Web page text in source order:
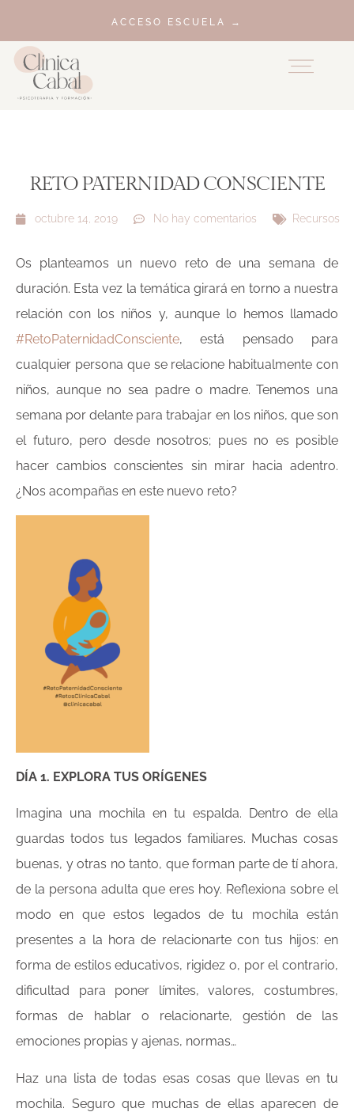
ACCESO ESCUELA →
RETO PATERNIDAD CONSCIENTE
octubre 14, 2019 No hay comentarios Recursos
Os planteamos un nuevo reto de una semana de
duración. Esta vez la temática girará en torno a nuestra
relación con los niños y, aunque lo hemos llamado
#RetoPaternidadConsciente, está pensado para
cualquier persona que se relacione habitualmente con
niños, aunque no sea padre o madre. Tenemos una
semana por delante para trabajar en los niños, que son
el futuro, pero desde nosotros; pues no es posible
hacer cambios conscientes sin mirar hacia adentro.
¿Nos acompañas en este nuevo reto?
DÍA 1. EXPLORA TUS ORÍGENES
Imagina una mochila en tu espalda. Dentro de ella
guardas todos tus legados familiares. Muchas cosas
buenas, y otras no tanto, que forman parte de tí ahora,
de la persona adulta que eres hoy. Reflexiona sobre el
modo en que estos legados de tu mochila están
presentes a la hora de relacionarte con tus hijos: en
forma de estilos educativos, rigidez o, por el contrario,
dificultad para poner límites, valores, costumbres,
formas de hablar o relacionarte, gestión de las
emociones propias y ajenas, normas…
Haz una lista de todas esas cosas que llevas en tu
mochila. Seguro que muchas de ellas aparecen de